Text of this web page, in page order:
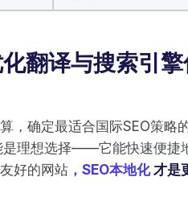
翻译与搜索引
，确定最适合国际SEO策略
是理想选择——它能快速便捷
好的网站 ，SEO本地化才是